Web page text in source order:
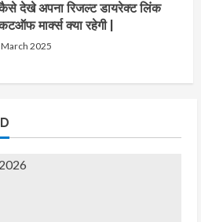
देखे अपना रिजल्ट डायरेक्ट लिंक
मार्क्स क्या रहेगी |
2025